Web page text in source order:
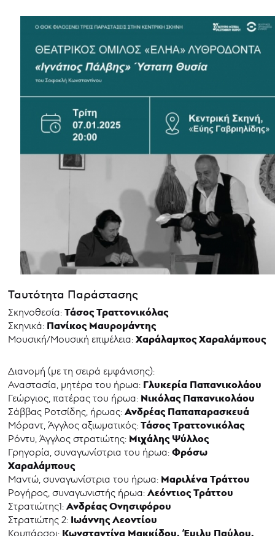
Ταυτότητα Παράστασης
Σκηνοθεσία:Τάσος Τραττονικόλας
Σκηνικά: Πανίκος Μαυρομάντης
Μουσική/Μουσική επιμέλεια:Χαράλαμπος Χαραλάμπους
Διανομή (με τη σειρά εμφάνισης):
Αναστασία, μητέρα του ήρωα: Γλυκερία Παπανικολάου
Γεώργιος, πατέρας του ήρωα: Νικόλας Παπανικολάου
Σάββας Ροτσίδης, ήρωας:Ανδρέας Παπαπαρασκευά
Μόραντ, Άγγλος αξιωματικός:Τάσος Τραττονικόλας
Ρόντυ, Άγγλος στρατιώτης: Μιχάλης Ψύλλος
Γρηγορία, συναγωνίστρια του ήρωα:Φρόσω
Χαραλάμπους
Μαντώ, συναγωνίστρια του ήρωα: Μαριλένα Τράττου
Ρογήρος, συναγωνιστής ήρωα:Λεόντιος Τράττου
Στρατιώτης1:Ανδρέας Ονησιφόρου
Στρατιώτης 2: Ιωάννης Λεοντίου
Κομπάρσοι: Κωνσταντίνα Μακκίδου, Έμιλυ Παύλου,